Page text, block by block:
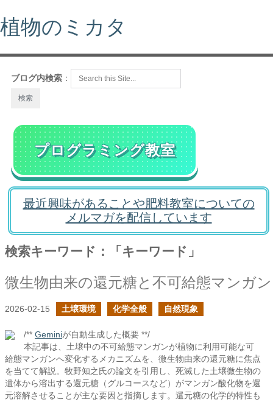
植物のミカタ
ブログ内検索 ：
プログラミング教室
最近興味があることや肥料教室についての
メルマガを配信しています
検索キーワード：「キーワード」
微生物由来の還元糖と不可給態マンガン
2026-02-15 土壌環境 化学全般 自然現象
/** Geminiが自動生成した概要 **/
本記事は、土壌中の不可給態マンガンが植物に利用可能な可
給態マンガンへ変化するメカニズムを、微生物由来の還元糖に焦点
を当てて解説。牧野知之氏の論文を引用し、死滅した土壌微生物の
遺体から溶出する還元糖（グルコースなど）がマンガン酸化物を還
元溶解させることが主な要因と指摘します。還元糖の化学的特性も